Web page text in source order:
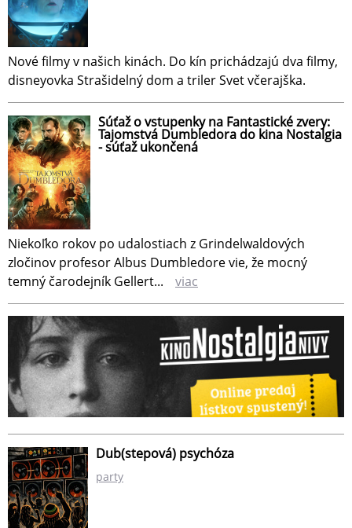
Nové filmy v našich kinách. Do kín prichádzajú dva filmy,
disneyovka Strašidelný dom a triler Svet včerajška.
Súťaž o vstupenky na Fantastické zvery:
Tajomstvá Dumbledora do kina Nostalgia
- súťaž ukončená
Niekoľko rokov po udalostiach z Grindelwaldových
zločinov profesor Albus Dumbledore vie, že mocný
temný čarodejník Gellert...
viac
Dub(stepová) psychóza
party